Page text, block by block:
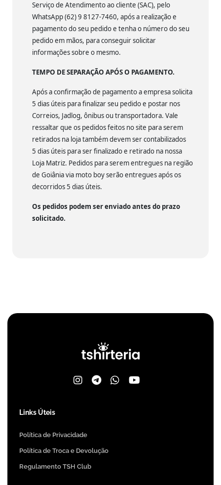
Serviço de Atendimento ao cliente (SAC), pelo
WhatsApp (62) 9 8127-7460, após a realização e
pagamento do seu pedido e tenha o número do seu
pedido em mãos, para conseguir solicitar
informações sobre o mesmo.
TEMPO DE SEPARAÇÃO APÓS O PAGAMENTO.
Após a confirmação de pagamento a empresa solicita
5 dias úteis para finalizar seu pedido e postar nos
Correios, Jadlog, ônibus ou transportadora. Vale
ressaltar que os pedidos feitos no site para serem
retirados na loja também devem ser contabilizados
5 dias úteis para ser finalizado e retirado na nossa
Loja Matriz. Pedidos para serem entregues na região
de Goiânia via moto boy serão entregues após os
decorridos 5 dias úteis.
Os pedidos podem ser enviado antes do prazo
solicitado.
Links Úteis
Política de Privacidade
Política de Troca e Devolução
Regulamento TSH Club